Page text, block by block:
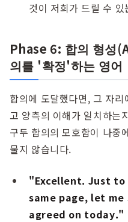
것이 저희가 드릴 수
Phase 6: 합의 형성
의를 '확정'하는 영어
합의에 도달했다면, 그 자
고 양측의 이해가 일치하는
구두 합의의 모호함이 나중
물지 않습니다.
"Excellent. Just to
same page, let
agreed on today."